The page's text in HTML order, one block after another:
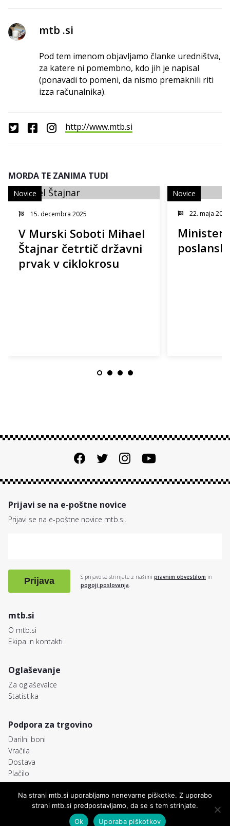
mtb .si
Pod tem imenom objavljamo članke uredništva,
za katere ni pomembno, kdo jih je napisal
(ponavadi to pomeni, da nismo premaknili riti
izza računalnika).
http://www.mtb.si
MORDA TE ZANIMA TUDI
15. decembra 2025
V Murski Soboti Mihael
Štajnar četrtič državni
prvak v ciklokrosu
Novice
22. maja 2013
Minister
Novice
mtb.si
O mtb.si
Ekipa in kontakti
Oglaševanje
Za oglaševalce
Statistika
Podpora za trgovino
Darilni boni
Vračila
Dostava
Plačilo
Prijavi se na e-poštne novice
Prijavi se na e-poštne novice mtb.si.
Prijava S prijavo se strinjate z našimi pravnim obvestilom in
pogoji poslovanja.
© MTB.si Freemedia, FRM d.o.o. Pravno obvestilo
Pogoji poslovanja
Avtorji
Na strani mtb.si uporabljamo nenevarne piškotke. Z uporabo
strani mtb.si predpostavljamo, da se s tem strinjate.
Ok
Uporaba piškotkov